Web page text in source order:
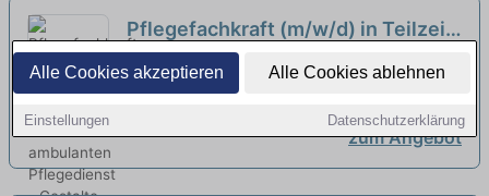
Alle Cookies akzeptieren Alle Cookies ablehnen
Einstellungen Datenschutzerklärung
Pflegefachkraft (m/w/d) in Teilzeit
(max. 80%) für den ambulanten
Pflegedienst - Gestalte mit uns
gemeinsam die Zukunft! neu
Erich Schumm Ambulant Betreuung & Pflege
Zuhause | Murrhardt
zum Angebot